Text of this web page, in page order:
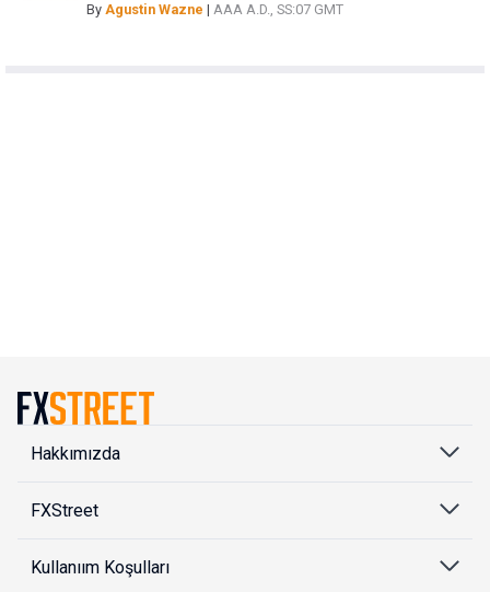
By Agustin Wazne | AAA A.D., SS:07 GMT
Hakkımızda
FXStreet
Kullanıım Koşulları